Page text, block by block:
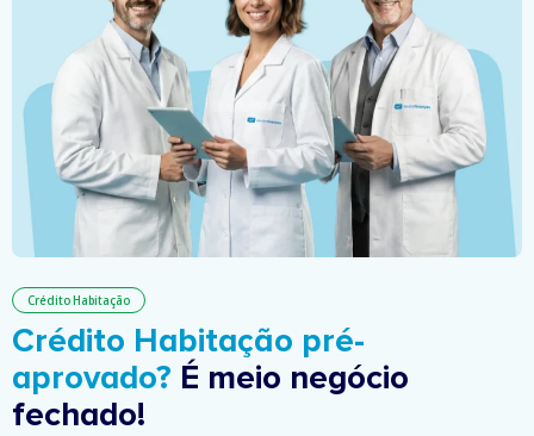
Crédito Habitação
Crédito Habitação pré-
aprovado? É meio negócio
fechado!